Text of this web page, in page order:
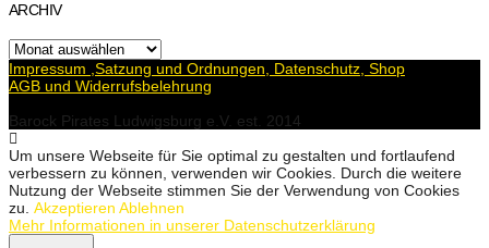
ARCHIV
Archiv
Impressum ,Satzung und Ordnungen, Datenschutz, Shop
AGB und Widerrufsbelehrung
Barock Pirates Ludwigsburg e.V. est. 2014
Um unsere Webseite für Sie optimal zu gestalten und fortlaufend
verbessern zu können, verwenden wir Cookies. Durch die weitere
Nutzung der Webseite stimmen Sie der Verwendung von Cookies
zu. Akzeptieren Ablehnen
Mehr Informationen in unserer Datenschutzerklärung